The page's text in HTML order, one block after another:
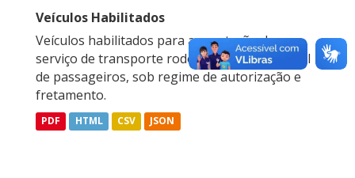
Veículos Habilitados
Veículos habilitados para a prestação do
serviço de transporte rodoviário interestadual
de passageiros, sob regime de autorização e
fretamento.
PDF HTML CSV JSON